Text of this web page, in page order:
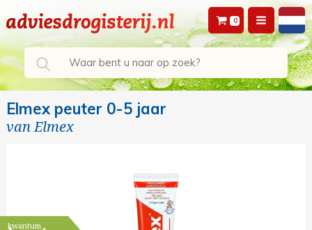
0
Elmex peuter 0-5 jaar
vanElmex
kwantum